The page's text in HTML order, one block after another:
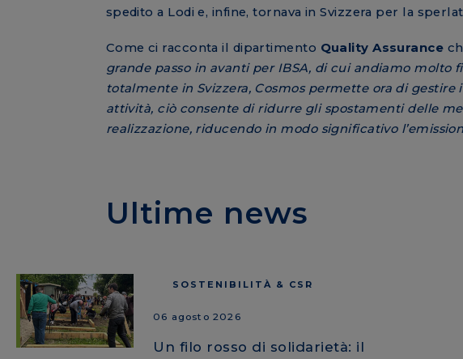
spedito a Lodi e, infine, tornava in Svizzera per la
Come ci racconta il dipartimento Quality Assurance
grande passo in avanti per IBSA, di cui andiamo molto
totalmente in Svizzera, Cosmos permette ora di gestire
attività, ciò consente di ridurre gli spostamenti delle
realizzazione, riducendo in modo significativo
Ultime news
SOSTENIBILITÀ & CSR
06 agosto 2026
Un filo rosso di solidarietà: il